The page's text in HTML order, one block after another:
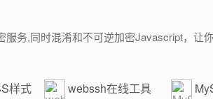
服务,同时混淆和不可逆加密Javascript，让
样式
webssh在线工具